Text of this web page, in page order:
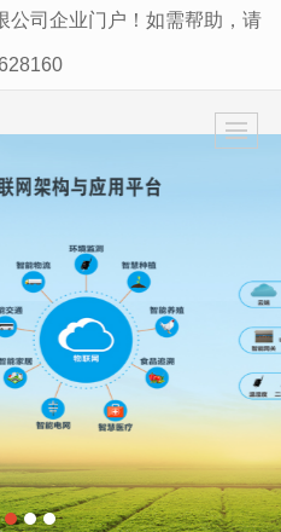
很遗憾，因您的浏览器版本过低导致无法获得最佳浏览体验，推荐下载安装谷歌浏览器！
公司企业门户！如需帮助，请